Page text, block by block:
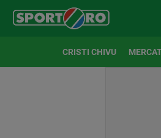
CRISTI CHIVU